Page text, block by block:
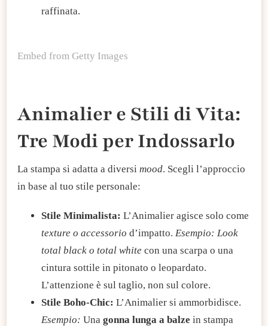
raffinata.
Embed from Getty Images
​Animalier e Stili di Vita:
Tre Modi per Indossarlo
La stampa si adatta a diversi mood. Scegli l’approccio
in base al tuo stile personale:
​Stile Minimalista: L’Animalier agisce solo come
texture o accessorio d’impatto. Esempio: Look
total black o total white con una scarpa o una
cintura sottile in pitonato o leopardato.
L’attenzione è sul taglio, non sul colore.
Stile Boho-Chic: L’Animalier si ammorbidisce.
Esempio: Una gonna lunga a balze in stampa